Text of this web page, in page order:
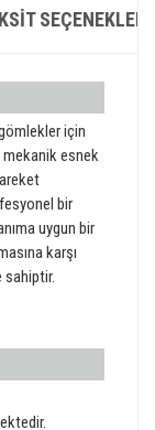
SEÇENEKLERI
için
esnek
bir
uygun bir
karşı
sahiptir.